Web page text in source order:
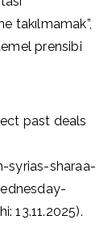
takılmamak”,
prensibi
past deals
sharaa-
13.11.2025).